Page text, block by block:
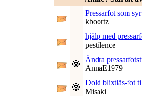
Pressarfot som
kboortz
hjälp med
pestilence
Ändra
AnnaE1979
Dold blixtlås-fot
Misaki